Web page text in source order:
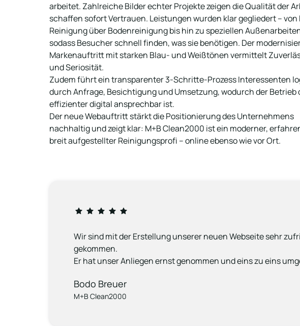
arbeitet. Zahlreiche Bilder echter Projekte zeigen die Qualität der
schaffen sofort Vertrauen. Leistungen wurden klar gegliedert – von
Reinigung über Bodenreinigung bis hin zu speziellen
sodass Besucher schnell finden, was sie benötigen. Der
Markenauftritt mit starken Blau- und Weißtönen vermittelt
und Seriosität.
Zudem führt ein transparenter 3-Schritte-Prozess Interessenten
durch Anfrage, Besichtigung und Umsetzung, wodurch der Betrieb
effizienter digital ansprechbar ist.
Der neue Webauftritt stärkt die Positionierung des Unternehmens
nachhaltig und zeigt klar: M+B Clean2000 ist ein moderner,
breit aufgestellter Reinigungsprofi – online ebenso wie vor Ort.
Wir sind mit der Erstellung unserer neuen Webseite sehr
gekommen.
Er hat unser Anliegen ernst genommen und eins zu eins
Bodo Breuer
M+B Clean2000